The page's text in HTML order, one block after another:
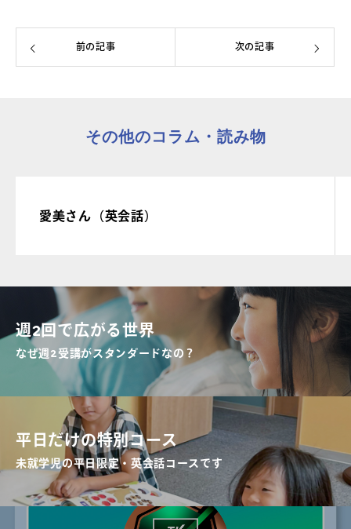
前の記事 次の記事
その他のコラム・読み物
愛美さん（英会話）
週2回で広がる世界
なぜ週2受講がスタンダードなの？
平日だけの特別コース
未就学児の平日限定・英会話コースです